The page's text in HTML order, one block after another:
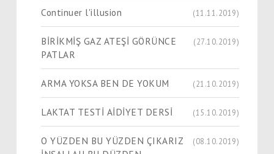
Continuer l'illusion (11.11.2019)
BİRİKMİŞ GAZ ATEŞİ GÖRÜNCE
PATLAR
(27.10.2019)
ARMA YOKSA BEN DE YOKUM (21.10.2019)
LAKTAT TESTİ AİDİYET DERSİ (15.10.2019)
O YÜZDEN BU YÜZDEN ÇIKARIZ
(08.10.2019)